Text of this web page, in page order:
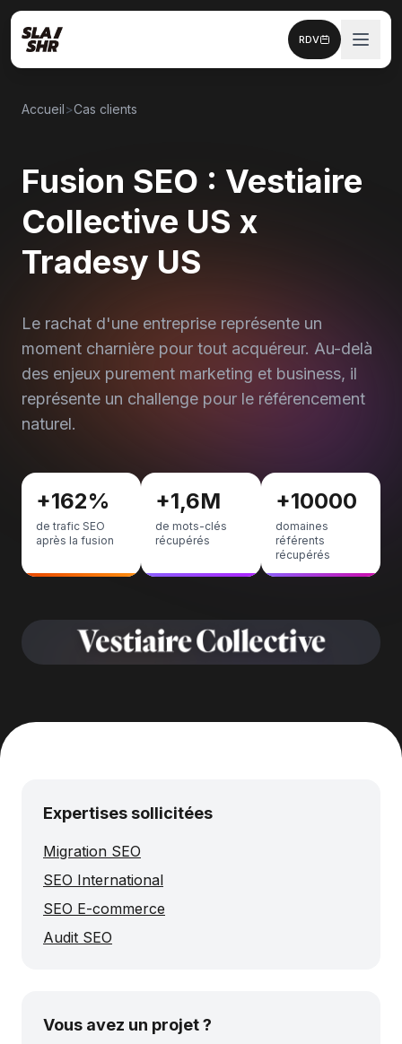
RDV
Accueil>Cas clients
Fusion SEO : Vestiaire
Collective US x
Tradesy US
Le rachat d'une entreprise représente un
moment charnière pour tout acquéreur. Au-delà
des enjeux purement marketing et business, il
représente un challenge pour le référencement
naturel.
+162%
de trafic SEO
après la fusion
+1,6M
de mots-clés
récupérés
+10000
domaines
référents
récupérés
Expertises sollicitées
Migration SEO
SEO International
SEO E-commerce
Audit SEO
Vous avez un projet ?